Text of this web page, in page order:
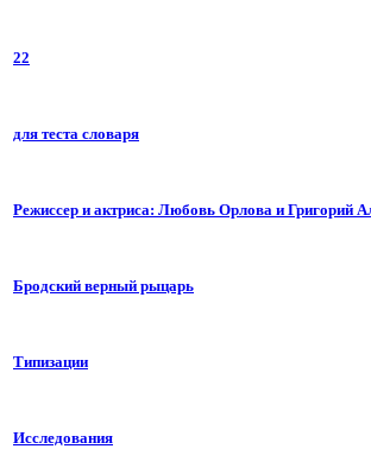
22
для теста словаря
Режиссер и актриса: Любовь Орлова и Григорий
Бродский верный рыцарь
Типизации
Исследования